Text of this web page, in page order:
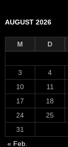
AUGUST 2026
M D
3
4
10
11
17
18
24
25
31
« Feb.